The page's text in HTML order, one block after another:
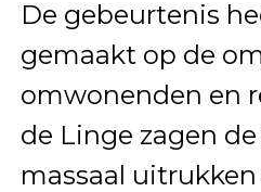
De gebeurtenis
gemaakt op de
omwonenden en
de Linge zagen
massaal